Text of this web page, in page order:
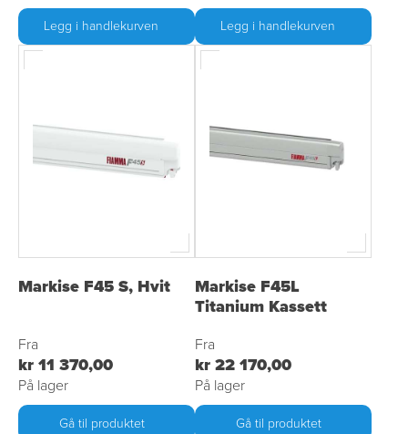
Legg i handlekurven Legg i handlekurven
Markise F45 S, Hvit
Fra
kr 11 370,00
På lager
Gå til produktet
Markise F45L
Titanium Kassett
Fra
kr 22 170,00
På lager
Gå til produktet